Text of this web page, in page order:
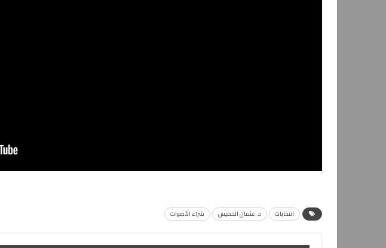
انتخابات د. عثمان الخميس شراء الأصوات